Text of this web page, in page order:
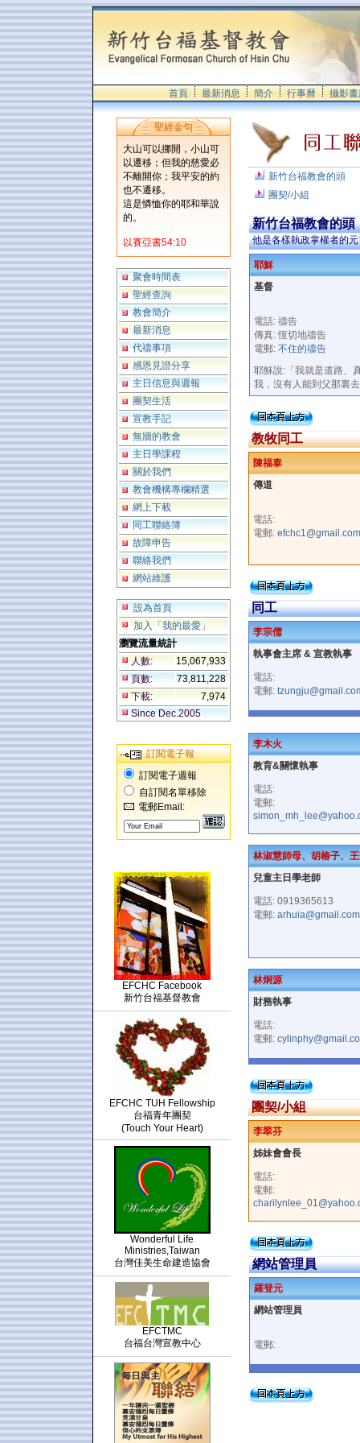
首頁 最新消息 簡介 行事曆 攝影畫
聖經金句
大山可以挪開，小山可
以遷移；但我的慈愛必
不離開你；我平安的約
也不遷移。
這是憐恤你的耶和華說
的。
以賽亞書54:10
聚會時間表
聖經查詢
教會簡介
最新消息
代禱事項
感恩見證分享
主日信息與週報
團契生活
宣教手記
無牆的教會
主日學課程
關於我們
教會機構專欄精選
網上下載
同工聯絡簿
故障申告
聯絡我們
網站維護
設為首頁
加入「我的最愛」
瀏覽流量統計
人數:
15,067,933
頁數:
73,811,228
下載:
7,974
Since Dec.2005
訂閱電子報
訂閱電子週報
自訂閱名單移除
電郵Email:
EFCHC Facebook
新竹台福基督教會
EFCHC TUH Fellowship
台福青年團契
(Touch Your Heart)
Wonderful Life
Ministries,Taiwan
台灣佳美生命建造協會
EFCTMC
台福台灣宣教中心
新竹台福教會的頭
團契/小組
新竹台福教會的頭
他是各樣執政掌權者的
耶穌
基督
電話: 禱告
傳真: 恆切地禱告
電郵: 不住的禱告
耶穌說:「我就是道路、
我，沒有人能到父那裏
教牧同工
陳福泰
傳道
電話:
電郵: efchc1@gmail.com
同工
李宗儒
執事會主席 & 宣教執事
電話:
電郵:
李木火
教育&關懷執事
電話:
電郵:
林淑慧師母、胡椿子、
兒童主日學老師
電話: 0919365613
電郵: arhuia@gmail.com
林炯源
財務執事
電話:
電郵:
團契/小組
李翠芬
姊妹會會長
電話:
電郵:
網站管理員
羅登元
網站管理員
電郵: